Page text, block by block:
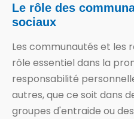
Le rôle des
sociaux
Les communautés et les
rôle essentiel dans la
responsabilité
autres, que ce soit dans
groupes d'entraide ou